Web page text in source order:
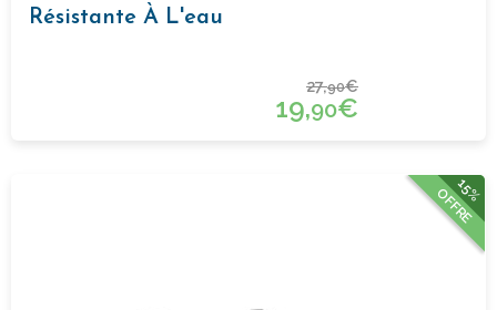
Résistante À L'eau
27,90€
19,90€
15%
OFFRE